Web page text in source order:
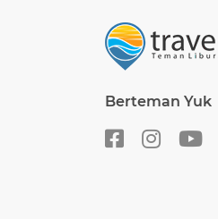
Berteman Yuk